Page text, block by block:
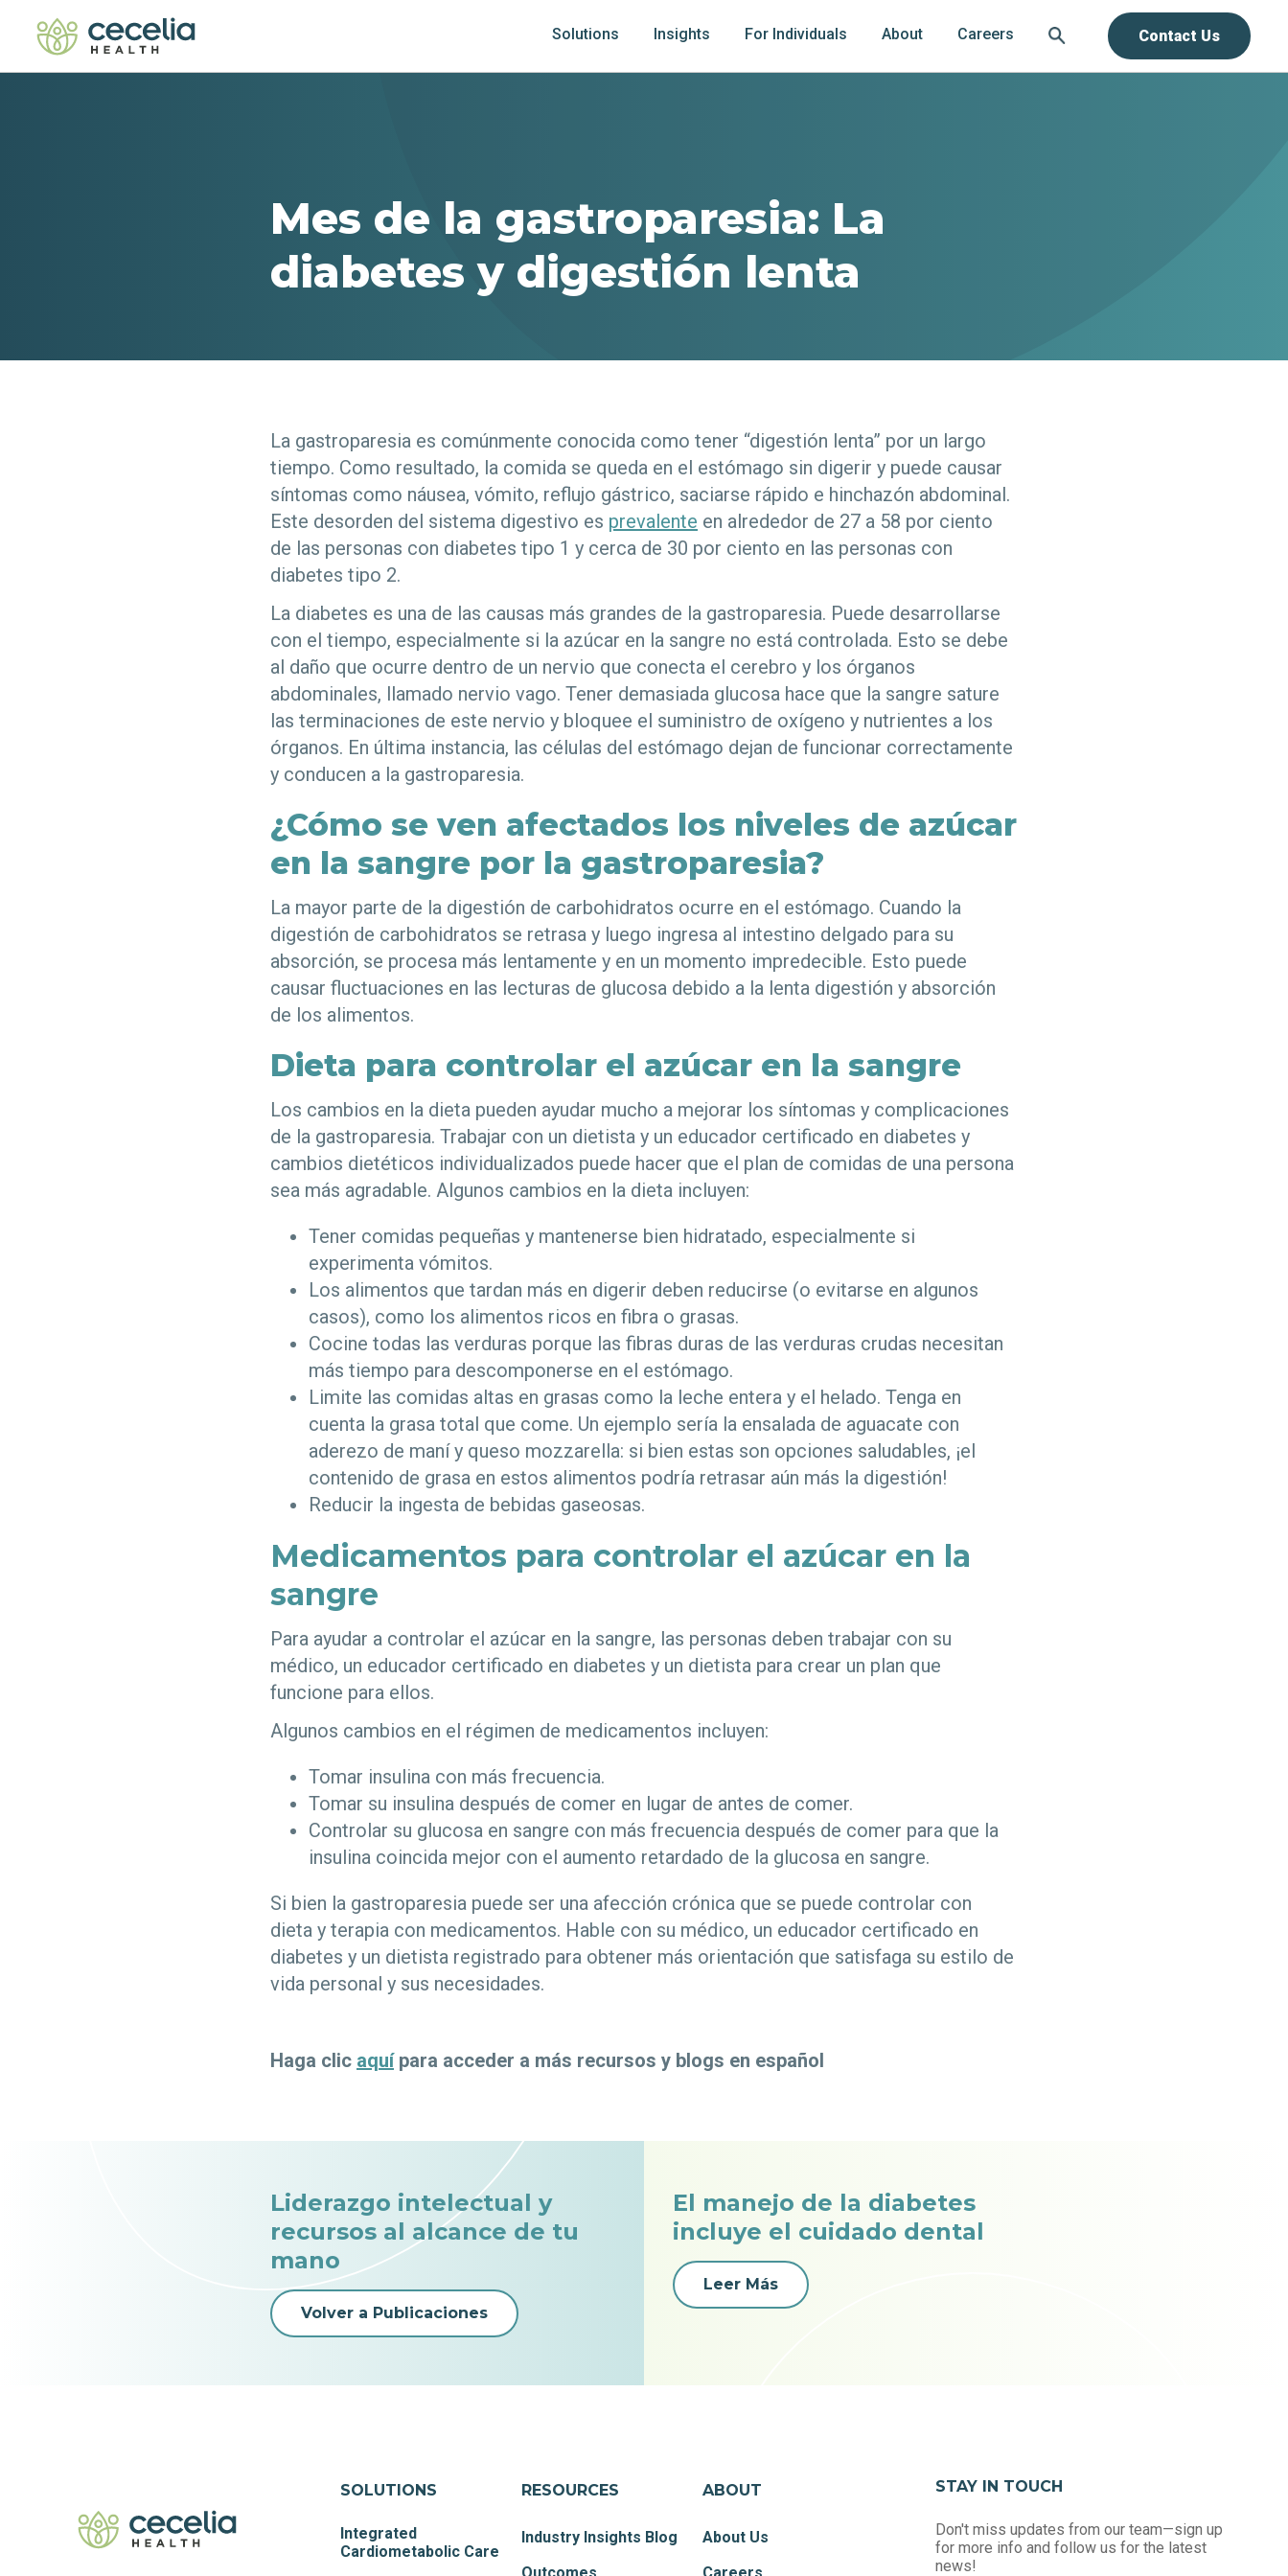
Solutions Insights For Individuals About Careers Contact Us
Mes de la gastroparesia: La
diabetes y digestión lenta
La gastroparesia es comúnmente conocida como tener “digestión lenta” por un largo
tiempo. Como resultado, la comida se queda en el estómago sin digerir y puede causar
síntomas como náusea, vómito, reflujo gástrico, saciarse rápido e hinchazón abdominal.
Este desorden del sistema digestivo es prevalente en alrededor de 27 a 58 por ciento
de las personas con diabetes tipo 1 y cerca de 30 por ciento en las personas con
diabetes tipo 2.
La diabetes es una de las causas más grandes de la gastroparesia. Puede desarrollarse
con el tiempo, especialmente si la azúcar en la sangre no está controlada. Esto se debe
al daño que ocurre dentro de un nervio que conecta el cerebro y los órganos
abdominales, llamado nervio vago. Tener demasiada glucosa hace que la sangre sature
las terminaciones de este nervio y bloquee el suministro de oxígeno y nutrientes a los
órganos. En última instancia, las células del estómago dejan de funcionar correctamente
y conducen a la gastroparesia.
¿Cómo se ven afectados los niveles de azúcar
en la sangre por la gastroparesia?
La mayor parte de la digestión de carbohidratos ocurre en el estómago. Cuando la
digestión de carbohidratos se retrasa y luego ingresa al intestino delgado para su
absorción, se procesa más lentamente y en un momento impredecible. Esto puede
causar fluctuaciones en las lecturas de glucosa debido a la lenta digestión y absorción
de los alimentos.
Dieta para controlar el azúcar en la sangre
Los cambios en la dieta pueden ayudar mucho a mejorar los síntomas y complicaciones
de la gastroparesia. Trabajar con un dietista y un educador certificado en diabetes y
cambios dietéticos individualizados puede hacer que el plan de comidas de una persona
sea más agradable. Algunos cambios en la dieta incluyen:
Tener comidas pequeñas y mantenerse bien hidratado, especialmente si
experimenta vómitos.
Los alimentos que tardan más en digerir deben reducirse (o evitarse en algunos
casos), como los alimentos ricos en fibra o grasas.
Cocine todas las verduras porque las fibras duras de las verduras crudas necesitan
más tiempo para descomponerse en el estómago.
Limite las comidas altas en grasas como la leche entera y el helado. Tenga en
cuenta la grasa total que come. Un ejemplo sería la ensalada de aguacate con
aderezo de maní y queso mozzarella: si bien estas son opciones saludables, ¡el
contenido de grasa en estos alimentos podría retrasar aún más la digestión!
Reducir la ingesta de bebidas gaseosas.
Medicamentos para controlar el azúcar en la
sangre
Para ayudar a controlar el azúcar en la sangre, las personas deben trabajar con su
médico, un educador certificado en diabetes y un dietista para crear un plan que
funcione para ellos.
Algunos cambios en el régimen de medicamentos incluyen:
Tomar insulina con más frecuencia.
Tomar su insulina después de comer en lugar de antes de comer.
Controlar su glucosa en sangre con más frecuencia después de comer para que la
insulina coincida mejor con el aumento retardado de la glucosa en sangre.
Si bien la gastroparesia puede ser una afección crónica que se puede controlar con
dieta y terapia con medicamentos. Hable con su médico, un educador certificado en
diabetes y un dietista registrado para obtener más orientación que satisfaga su estilo de
vida personal y sus necesidades.
Haga clic aquípara acceder a más recursos y blogs en español
Liderazgo intelectual y
recursos al alcance de tu
mano
Volver a Publicaciones
El manejo de la diabetes
incluye el cuidado dental
Leer Más
SOLUTIONS
Integrated
Cardiometabolic Care
RESOURCES
Industry Insights Blog
ABOUT
About Us
STAY IN TOUCH
Don't miss updates from our team—sign up
for more info and follow us for the latest
news!